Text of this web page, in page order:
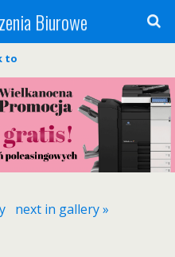
Biurowe
to
next in gallery »